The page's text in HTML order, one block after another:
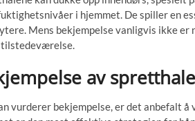
i hjemmet. De spiller en
Mens bekjempelse vanligvis ikke
tilstedeværelse.
av
vurderer bekjempelse, er det anbefalt